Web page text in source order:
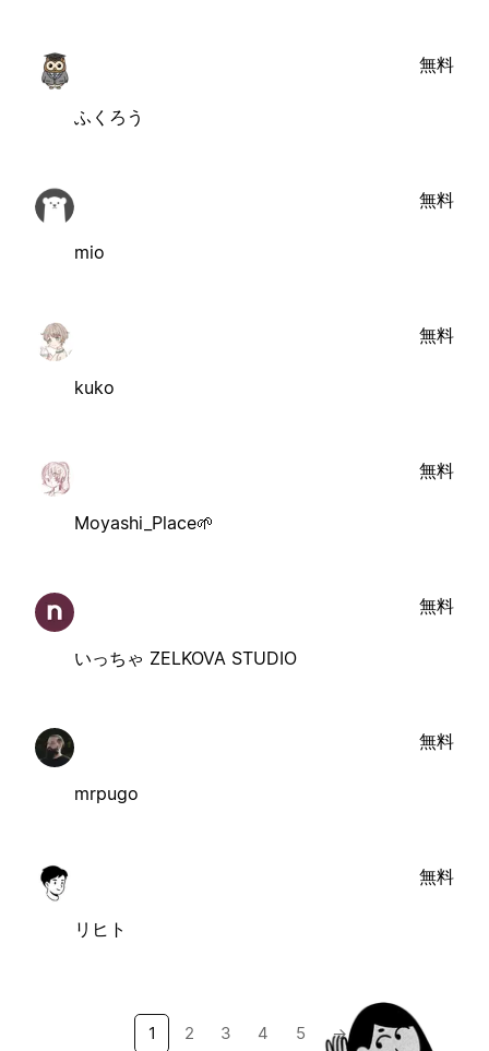
ふくろう
無料
mio
無料
kuko
無料
Moyashi_Place🌱
無料
いっちゃ ZELKOVA STUDIO
無料
mrpugo
無料
リヒト
無料
1 2 3 4 5 →